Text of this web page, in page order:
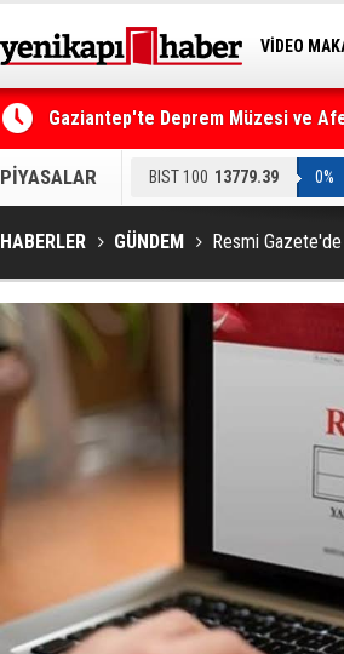
VİDEO
Gaziantep'te Deprem Müzesi ve
Resmi Gazete'de Bugün
PİYASALAR BIST 100 13779.39 0%
HABERLER GÜNDEM Resmi Gazete'de